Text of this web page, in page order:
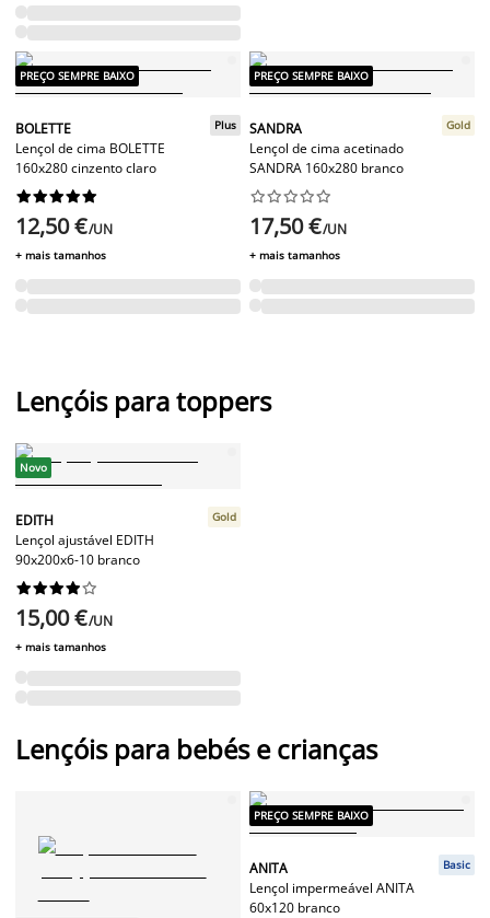
PREÇO SEMPRE BAIXO
BOLETTE
Lençol de cima BOLETTE
160x280 cinzento claro
Plus






12,50 €/UN
+ mais tamanhos
PREÇO SEMPRE BAIXO
SANDRA
Lençol de cima acetinado
SANDRA 160x280 branco
Gold






17,50 €/UN
+ mais tamanhos
Lençóis para toppers
Novo
EDITH
Lençol ajustável EDITH
90x200x6-10 branco
Gold






15,00 €/UN
+ mais tamanhos
Lençóis para bebés e crianças
PREÇO SEMPRE BAIXO
ANITA
Lençol impermeável ANITA
60x120 branco
Basic